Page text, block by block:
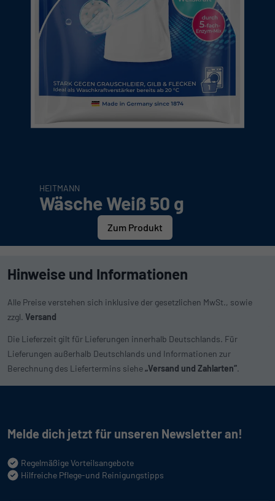
HEITMANN
Wäsche Weiß 50 g
Zum Produkt
Hinweise und Informationen
Alle Preise verstehen sich inklusive der gesetzlichen MwSt., sowie
zzgl. Versand
Die Lieferzeit gilt für Lieferungen innerhalb Deutschlands. Für
Lieferungen außerhalb Deutschlands und Informationen zur
Berechnung des Liefertermins siehe„Versand und Zahlarten“.
Melde dich jetzt für unseren Newsletter an!
Regelmäßige Vorteilsangebote
Hilfreiche Pflege-und Reinigungstipps